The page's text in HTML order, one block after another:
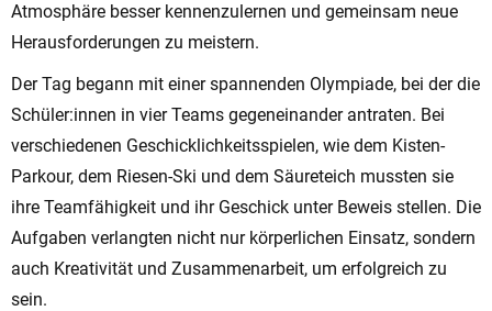
Atmosphäre besser kennenzulernen und gemeinsam neue
Herausforderungen zu meistern.
Der Tag begann mit einer spannenden Olympiade, bei der die
Schüler:innen in vier Teams gegeneinander antraten. Bei
verschiedenen Geschicklichkeitsspielen, wie dem Kisten-
Parkour, dem Riesen-Ski und dem Säureteich mussten sie
ihre Teamfähigkeit und ihr Geschick unter Beweis stellen. Die
Aufgaben verlangten nicht nur körperlichen Einsatz, sondern
auch Kreativität und Zusammenarbeit, um erfolgreich zu
sein.